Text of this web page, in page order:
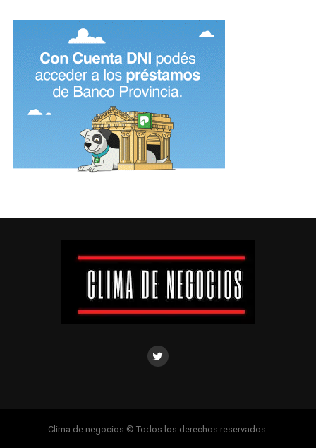
Clima de negocios © Todos los derechos reservados.